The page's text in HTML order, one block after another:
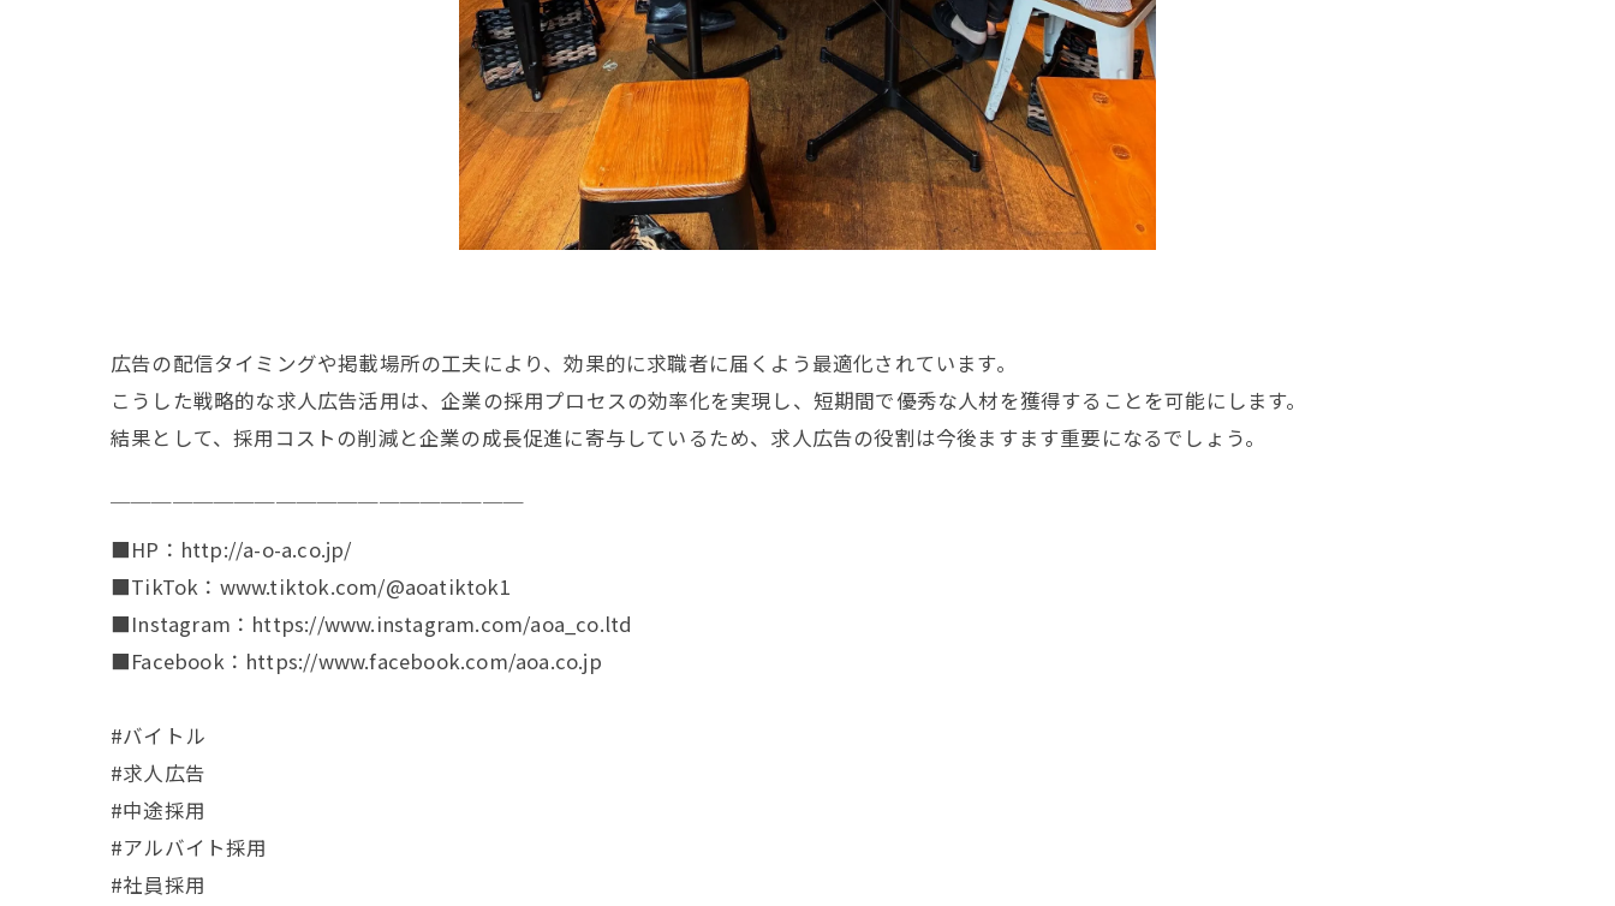
広告の配信タイミングや掲載場所の工夫により、効果的に求職者に届くよう最適化されています。
こうした戦略的な求人広告活用は、企業の採用プロセスの効率化を実現し、短期間で優秀な人材を獲得することを可能にします。
結果として、採用コストの削減と企業の成長促進に寄与しているため、求人広告の役割は今後ますます重要になるでしょう。
￣￣￣￣￣￣￣￣￣￣￣￣￣￣￣￣￣￣￣￣
■HP：http://a-o-a.co.jp/
■TikTok：www.tiktok.com/@aoatiktok1
■Instagram：https://www.instagram.com/aoa_co.ltd
■Facebook：https://www.facebook.com/aoa.co.jp
#バイトル
#求人広告
#中途採用
#アルバイト採用
#社員採用